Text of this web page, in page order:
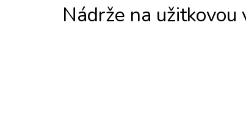
Nádrže na